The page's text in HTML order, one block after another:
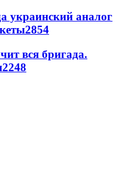
украинский аналог
2854
вся бригада.
2248